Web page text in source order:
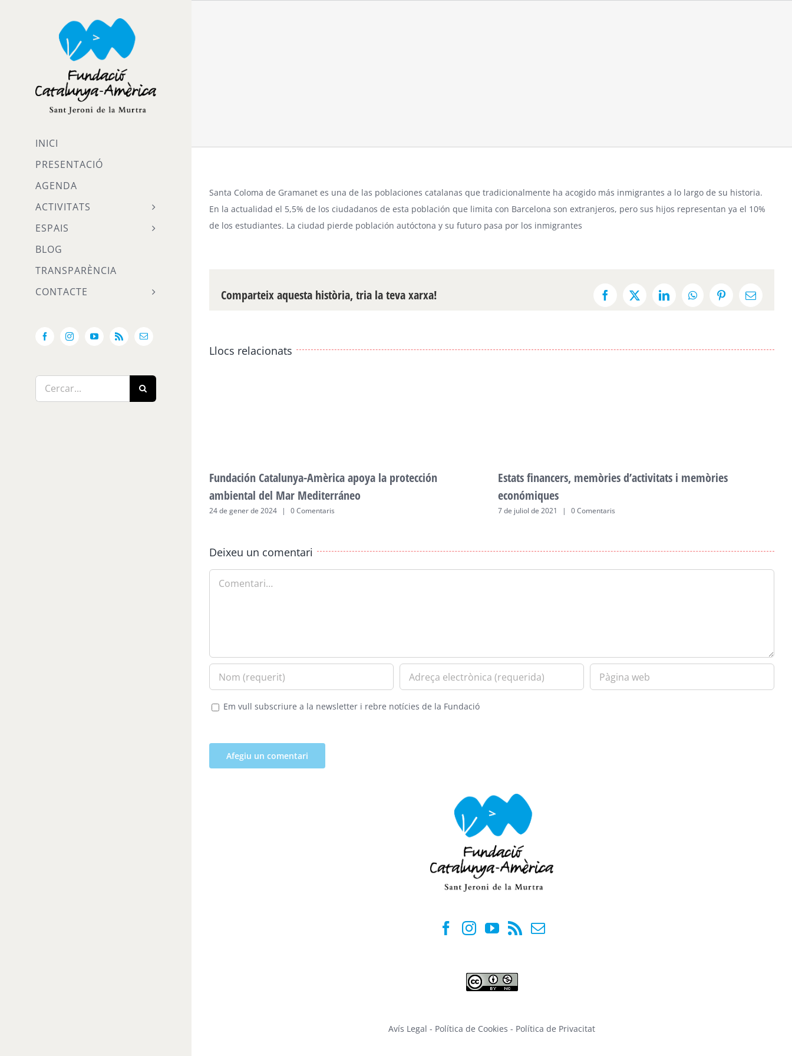
INICI
PRESENTACIÓ
AGENDA
ACTIVITATS
ESPAIS
BLOG
TRANSPARÈNCIA
CONTACTE
FacebookInstagramYouTube
Rss Email:
Cerca
…
Santa Coloma de Gramanet es una de las poblaciones catalanas que tradicionalmente ha acogido más inmigrantes a lo largo de su historia.
En la actualidad el 5,5% de los ciudadanos de esta población que limita con Barcelona son extranjeros, pero sus hijos representan ya el 10%
de los estudiantes. La ciudad pierde población autóctona y su futuro pasa por los inmigrantes
Comparteix aquesta història, tria la teva xarxa! Facebook
X LinkedInWhatsAppPinterestEmail:
Llocs relacionats
Fundación Catalunya-Amèrica apoya la protección
ambiental del Mar Mediterráneo
24 de gener de 2024 | 0 Comentaris
Estats financers, memòries d’activitats i memòries
económiques
7 de juliol de 2021 | 0 Comentaris
Deixeu un comentari
Em vull subscriure a la newsletter i rebre notícies de la Fundació
Avís Legal - Política de Cookies - Política de Privacitat